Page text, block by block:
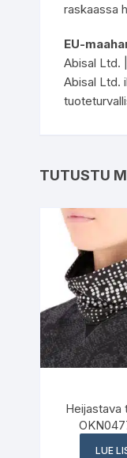
raskaassa
EU-
Abisal Ltd.
Abisal Ltd.
TUTUSTU
Heijastava
LUE